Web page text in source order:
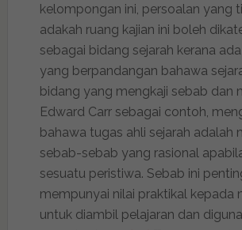
kelompongan ini, persoalan yang
adakah ruang kajian ini boleh
sebagai bidang sejarah kerana
yang berpandangan bahawa
bidang yang mengkaji sebab dan
Edward Carr sebagai contoh,
bahawa tugas ahli sejarah adalah
sebab-sebab yang rasional
sesuatu peristiwa. Sebab ini
mempunyai nilai praktikal kepada
untuk diambil pelajaran dan